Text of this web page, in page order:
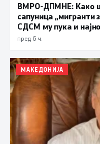
ВМРО-ДПМНЕ: Како
сапуница „мигранти
СДСМ му пука и
прифаќање на
пред 6 ч.
МАКЕДОНИЈА